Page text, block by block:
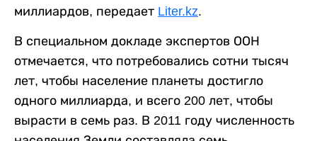
миллиардов, передает Liter.kz.
В специальном докладе экспертов ООН
отмечается, что потребовались сотни тысяч
лет, чтобы население планеты достигло
одного миллиарда, и всего 200 лет, чтобы
вырасти в семь раз. В 2011 году численность